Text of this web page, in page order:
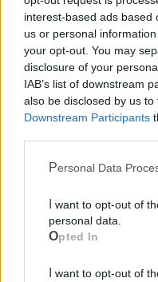
interest-based ads based
us or personal
your opt-out. You may
disclosure of your
IAB’s list of downstream
also be disclosed by us
Downstream Participants
Personal Data
personal data.
Opted In
Mondo CIA